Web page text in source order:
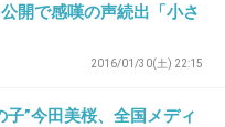
貞君でしょ？
-13
開で感嘆の声続出「小さ
2016/01/30(土) 22:15
”今田美桜、全国メディ